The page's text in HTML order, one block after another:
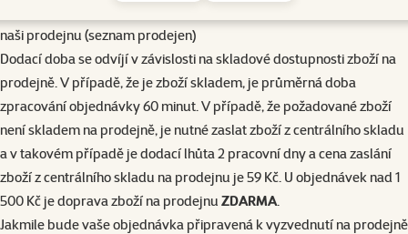
naši prodejnu (seznam prodejen)
Dodací doba se odvíjí v závislosti na skladové dostupnosti zboží na
prodejně. V případě, že je zboží skladem, je průměrná doba
zpracování objednávky 60 minut. V případě, že požadované zboží
není skladem na prodejně, je nutné zaslat zboží z centrálního skladu
a v takovém případě je dodací lhůta 2 pracovní dny a cena zaslání
zboží z centrálního skladu na prodejnu je 59 Kč. U objednávek nad 1
500 Kč je doprava zboží na prodejnu ZDARMA.
Jakmile bude vaše objednávka připravená k vyzvednutí na prodejně